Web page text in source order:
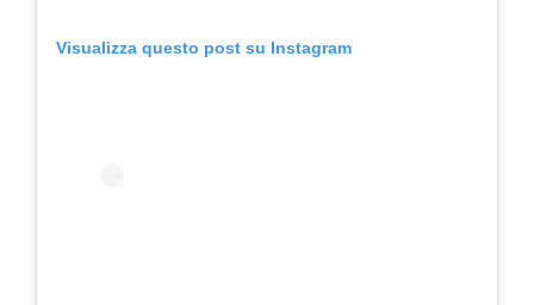
Visualizza questo post su Instagram